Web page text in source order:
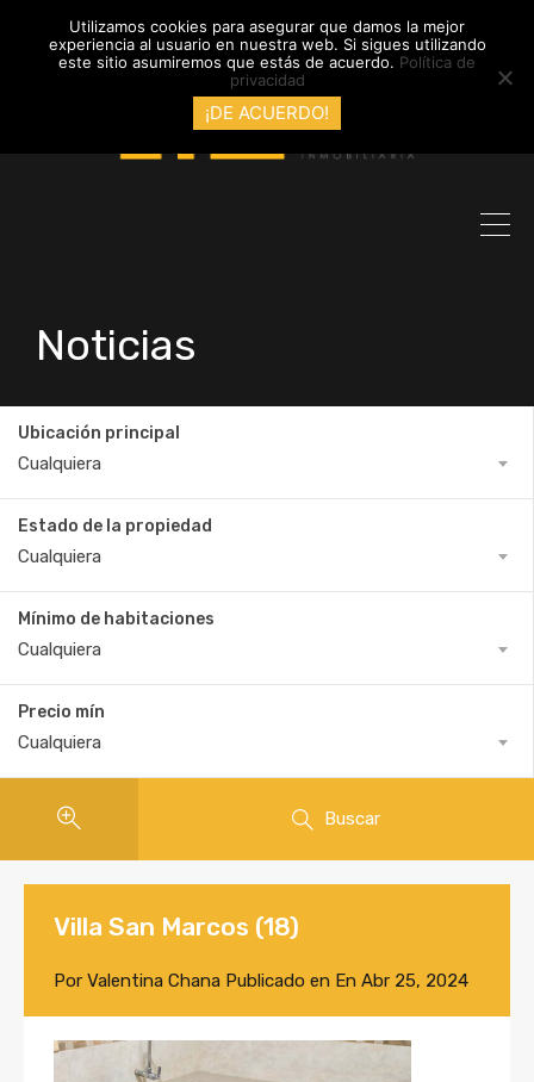
info@inmobiliariadyl.com
Noticias
Ubicación principal
Cualquiera
Estado de la propiedad
Cualquiera
Mínimo de habitaciones
Cualquiera
Precio mín
Cualquiera
Buscar
Villa San Marcos (18)
Por Valentina Chana Publicado en En Abr 25, 2024
Utilizamos cookies para asegurar que damos la mejor
experiencia al usuario en nuestra web. Si sigues utilizando
este sitio asumiremos que estás de acuerdo. Política de
privacidad
¡DE ACUERDO!